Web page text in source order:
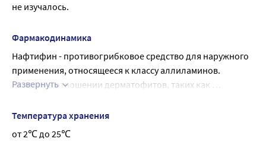
не изучалось.
Фармакодинамика
Нафтифин - противогрибковое средство для наружного
применения, относящееся к классу аллиламинов.
Активен в отношении дерматофитов, таких как
грибов (Aspergillus spp.), дрожжевых грибов (Candida
spp., Pityrosporum) и других грибов (например,
Sporothrix schenckii). В отношении дерматофитов и
Развернуть
Температура хранения
от 2℃ до 25℃